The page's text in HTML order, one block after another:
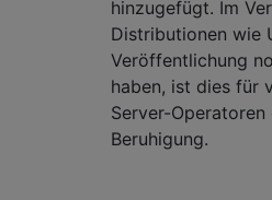
hinzugefügt. Im
Distributionen wie
Veröffentlichung
haben, ist dies für
Server-
Beruhigung.